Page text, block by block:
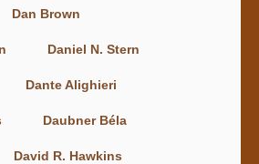
Dan Brown
Daniel N. Stern
Dante Alighieri
Daubner Béla
David R. Hawkins